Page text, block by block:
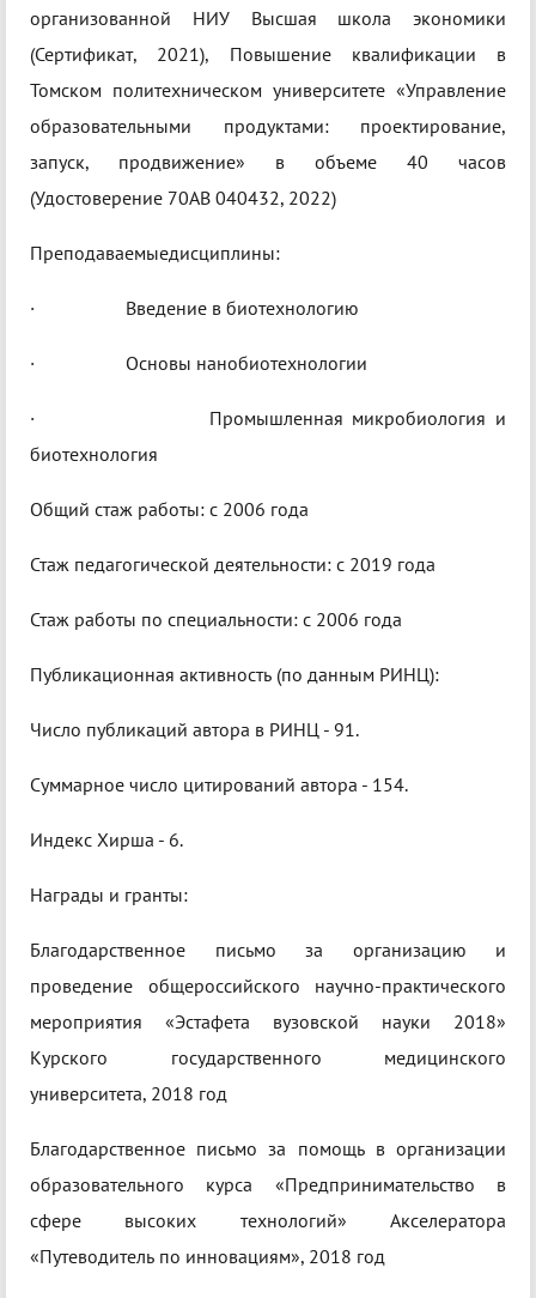
организованной НИУ Высшая школа экономики
(Сертификат, 2021), Повышение квалификации в
Томском политехническом университете «Управление
образовательными продуктами: проектирование,
запуск, продвижение» в объеме 40 часов
(Удостоверение 70АВ 040432, 2022)
Преподаваемыедисциплины:
· Введение в биотехнологию
· Основы нанобиотехнологии
· Промышленная микробиология и
биотехнология
Общий стаж работы: c 2006 года
Стаж педагогической деятельности: c 2019 года
Стаж работы по специальности: c 2006 года
Публикационная активность (по данным РИНЦ):
Число публикаций автора в РИНЦ - 91.
Суммарное число цитирований автора - 154.
Индекс Хирша - 6.
Награды и гранты:
Благодарственное письмо за организацию и
проведение общероссийского научно-практического
мероприятия «Эстафета вузовской науки 2018»
Курского государственного медицинского
университета, 2018 год
Благодарственное письмо за помощь в организации
образовательного курса «Предпринимательство в
сфере высоких технологий» Акселератора
«Путеводитель по инновациям», 2018 год